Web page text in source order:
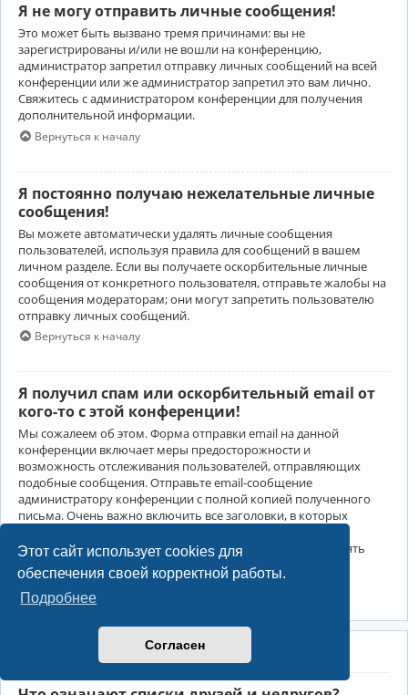
Этот сайт использует cookies для
обеспечения своей корректной работы.
Подробнее
Согласен
Я не могу отправить личные сообщения!
Это может быть вызвано тремя причинами: вы не
зарегистрированы и/или не вошли на конференцию,
администратор запретил отправку личных сообщений на всей
конференции или же администратор запретил это вам лично.
Свяжитесь с администратором конференции для получения
дополнительной информации.
Вернуться к началу
Я постоянно получаю нежелательные личные
сообщения!
Вы можете автоматически удалять личные сообщения
пользователей, используя правила для сообщений в вашем
личном разделе. Если вы получаете оскорбительные личные
сообщения от конкретного пользователя, отправьте жалобы на
сообщения модераторам; они могут запретить пользователю
отправку личных сообщений.
Вернуться к началу
Я получил спам или оскорбительный email от
кого-то с этой конференции!
Мы сожалеем об этом. Форма отправки email на данной
конференции включает меры предосторожности и
возможность отслеживания пользователей, отправляющих
подобные сообщения. Отправьте email-сообщение
администратору конференции с полной копией полученного
письма. Очень важно включить все заголовки, в которых
Администратор конференции сможет в этом случае принять
меры.
Друзья и недруги